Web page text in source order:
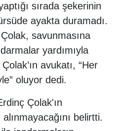
sırada şekerinin
ayakta duramadı.
savunmasına
yardımıyla
avukatı, “Her
oluyor dedi.
Çolak'ın
belirtti.